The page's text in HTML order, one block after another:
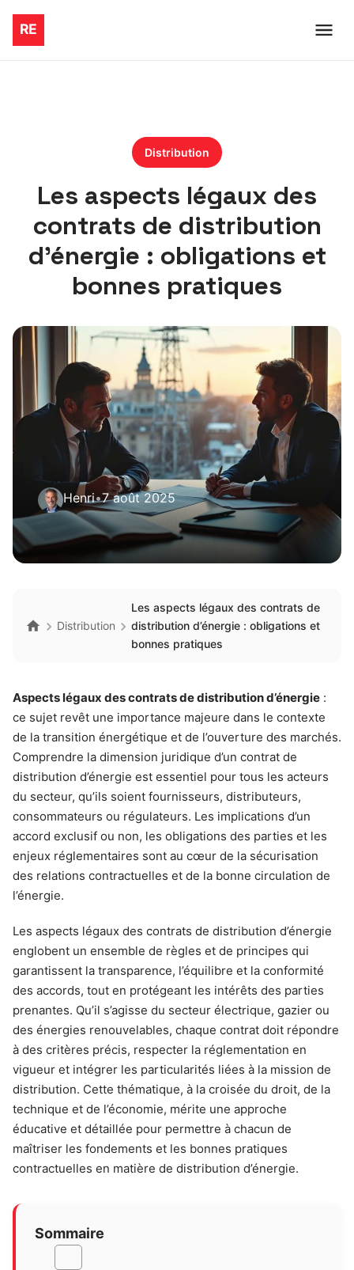
Distribution
Les aspects légaux des
contrats de distribution
d’énergie : obligations et
bonnes pratiques
Henri•7 août 2025
Distribution
Les aspects légaux des contrats de
distribution d’énergie : obligations et
bonnes pratiques
Aspects légaux des contrats de distribution d’énergie :
ce sujet revêt une importance majeure dans le contexte
de la transition énergétique et de l’ouverture des marchés.
Comprendre la dimension juridique d’un contrat de
distribution d’énergie est essentiel pour tous les acteurs
du secteur, qu’ils soient fournisseurs, distributeurs,
consommateurs ou régulateurs. Les implications d’un
accord exclusif ou non, les obligations des parties et les
enjeux réglementaires sont au cœur de la sécurisation
des relations contractuelles et de la bonne circulation de
l’énergie.
Les aspects légaux des contrats de distribution d’énergie
englobent un ensemble de règles et de principes qui
garantissent la transparence, l’équilibre et la conformité
des accords, tout en protégeant les intérêts des parties
prenantes. Qu’il s’agisse du secteur électrique, gazier ou
des énergies renouvelables, chaque contrat doit répondre
à des critères précis, respecter la réglementation en
vigueur et intégrer les particularités liées à la mission de
distribution. Cette thématique, à la croisée du droit, de la
technique et de l’économie, mérite une approche
éducative et détaillée pour permettre à chacun de
maîtriser les fondements et les bonnes pratiques
contractuelles en matière de distribution d’énergie.
Sommaire